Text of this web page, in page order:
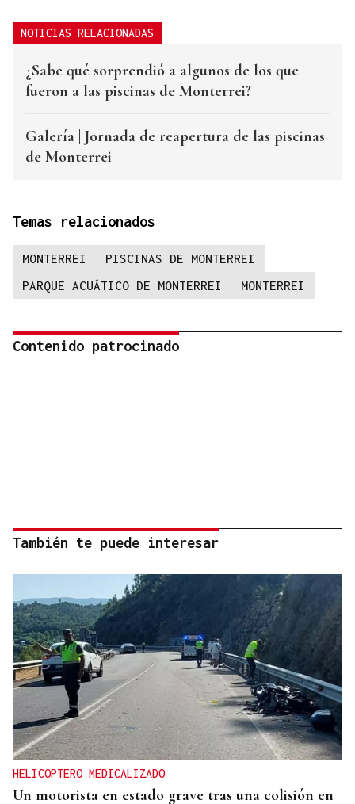
NOTICIAS RELACIONADAS
¿Sabe qué sorprendió a algunos de los que
fueron a las piscinas de Monterrei?
Galería | Jornada de reapertura de las piscinas
de Monterrei
Temas relacionados
MONTERREI
PISCINAS DE MONTERREI
PARQUE ACUÁTICO DE MONTERREI
MONTERREI
Contenido patrocinado
También te puede interesar
HELICOPTERO MEDICALIZADO
Un motorista en estado grave tras una colisión en